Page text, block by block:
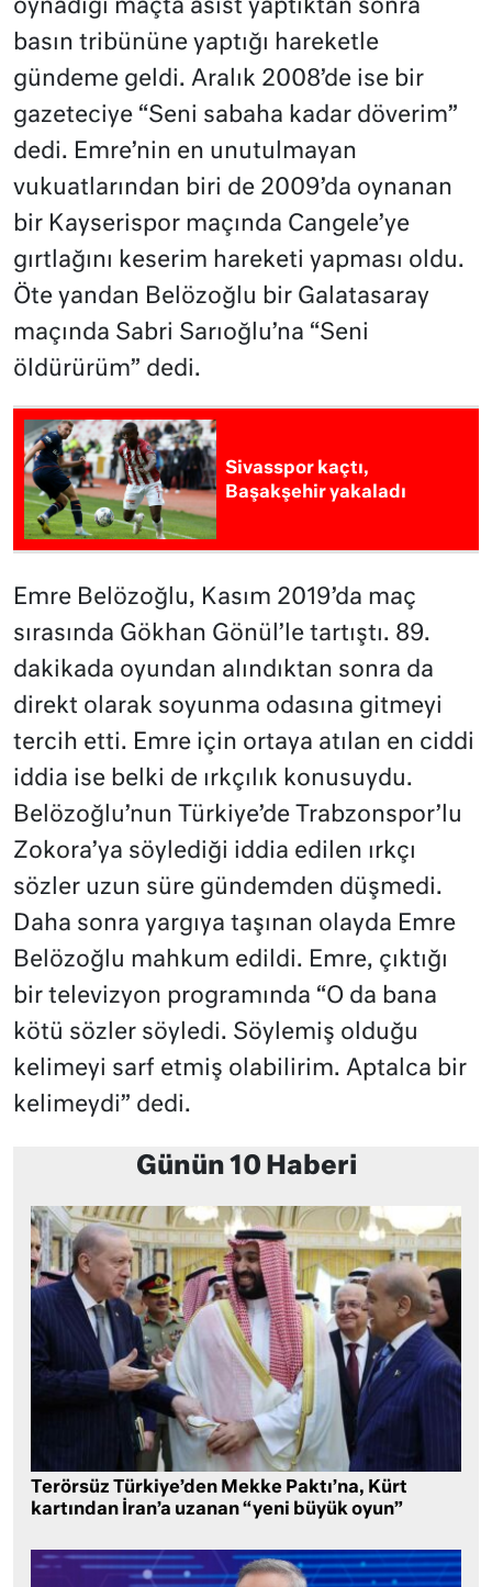
oynadığı maçta asist yaptıktan sonra
basın tribününe yaptığı hareketle
gündeme geldi. Aralık 2008’de ise bir
gazeteciye “Seni sabaha kadar döverim”
dedi. Emre’nin en unutulmayan
vukuatlarından biri de 2009’da oynanan
bir Kayserispor maçında Cangele’ye
gırtlağını keserim hareketi yapması oldu.
Öte yandan Belözoğlu bir Galatasaray
maçında Sabri Sarıoğlu’na “Seni
öldürürüm” dedi.
Sivasspor kaçtı,
Başakşehir yakaladı
Emre Belözoğlu, Kasım 2019’da maç
sırasında Gökhan Gönül’le tartıştı. 89.
dakikada oyundan alındıktan sonra da
direkt olarak soyunma odasına gitmeyi
tercih etti. Emre için ortaya atılan en ciddi
iddia ise belki de ırkçılık konusuydu.
Belözoğlu’nun Türkiye’de Trabzonspor’lu
Zokora’ya söylediği iddia edilen ırkçı
sözler uzun süre gündemden düşmedi.
Daha sonra yargıya taşınan olayda Emre
Belözoğlu mahkum edildi. Emre, çıktığı
bir televizyon programında “O da bana
kötü sözler söyledi. Söylemiş olduğu
kelimeyi sarf etmiş olabilirim. Aptalca bir
kelimeydi” dedi.
Günün 10 Haberi
Terörsüz Türkiye’den Mekke Paktı’na, Kürt
kartından İran’a uzanan “yeni büyük oyun”